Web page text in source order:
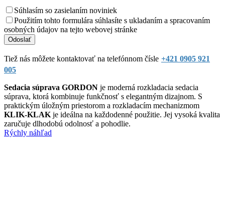
Súhlasím so zasielaním noviniek
Použitím tohto formulára súhlasíte s ukladaním a spracovaním
osobných údajov na tejto webovej stránke
Tiež nás môžete kontaktovať na telefónnom čísle +421 0905 921
005
Sedacia súprava GORDON je moderná rozkladacia sedacia
súprava, ktorá kombinuje funkčnosť s elegantným dizajnom. S
praktickým úložným priestorom a rozkladacím mechanizmom
KLIK-KLAKje ideálna na každodenné použitie. Jej vysoká kvalita
zaručuje dlhodobú odolnosť a pohodlie.
Rýchly náhľad